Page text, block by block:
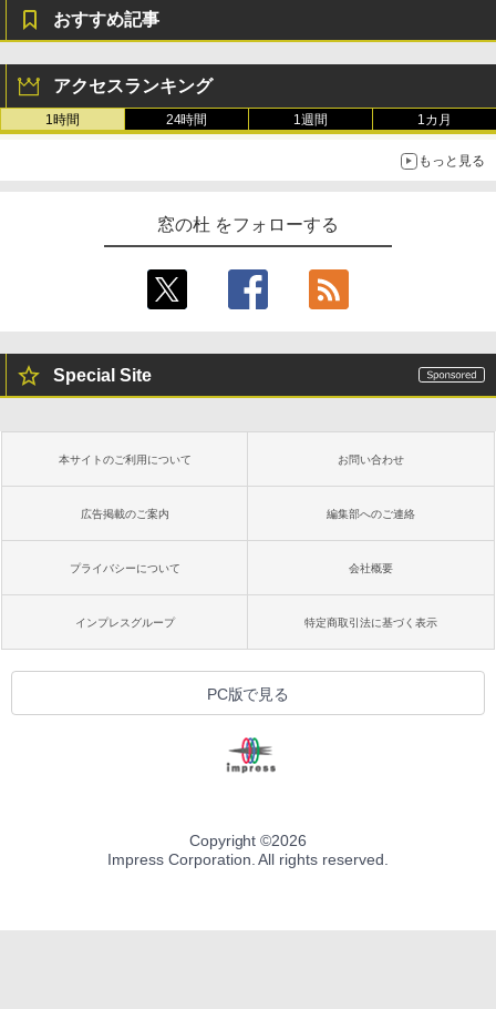
おすすめ記事
アクセスランキング
1時間 24時間 1週間 1カ月
もっと見る
窓の杜 をフォローする
Special Site
本サイトのご利用について お問い合わせ
広告掲載のご案内 編集部へのご連絡
プライバシーについて 会社概要
インプレスグループ 特定商取引法に基づく表示
PC版で見る
Copyright ©2026
Impress Corporation. All rights reserved.